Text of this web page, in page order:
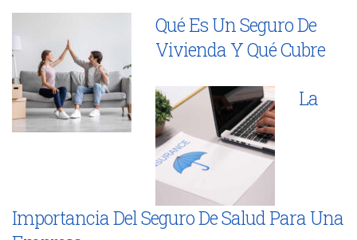
Qué Es Un Seguro De
Vivienda Y Qué Cubre
La
Importancia Del Seguro De Salud Para Una